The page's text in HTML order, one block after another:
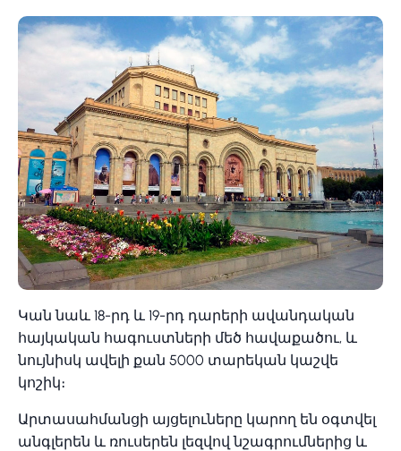
Կան նաև 18-րդ և 19-րդ դարերի ավանդական
հայկական հագուստների մեծ հավաքածու, և
նույնիսկ ավելի քան 5000 տարեկան կաշվե
կոշիկ։
Արտասահմանցի այցելուները կարող են օգտվել
անգլերեն և ռուսերեն լեզվով նշագրումներից և